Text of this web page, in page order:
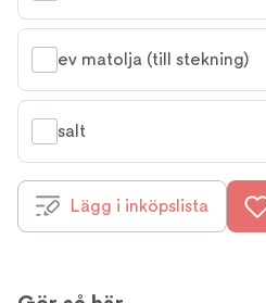
ev matolja (till stekning)
salt
Lägg i inköpslista